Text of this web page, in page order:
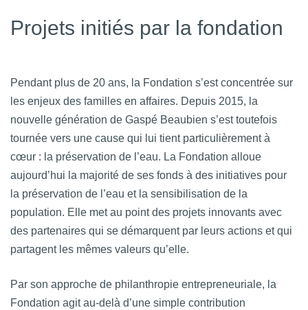
Projets initiés par la fondation
Pendant plus de 20 ans, la Fondation s’est concentrée sur
les enjeux des familles en affaires. Depuis 2015, la
nouvelle génération de Gaspé Beaubien s’est toutefois
tournée vers une cause qui lui tient particulièrement à
cœur : la préservation de l’eau. La Fondation alloue
aujourd’hui la majorité de ses fonds à des initiatives pour
la préservation de l’eau et la sensibilisation de la
population. Elle met au point des projets innovants avec
des partenaires qui se démarquent par leurs actions et qui
partagent les mêmes valeurs qu’elle.
Par son approche de philanthropie entrepreneuriale, la
Fondation agit au-delà d’une simple contribution